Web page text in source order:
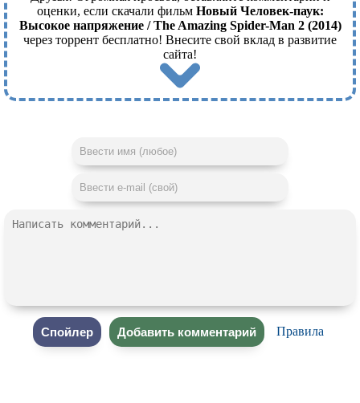
оценки, если скачали фильм Новый Человек-паук:
Высокое напряжение / The Amazing Spider-Man 2 (2014)
через торрент бесплатно! Внесите свой вклад в развитие
сайта!
Правила